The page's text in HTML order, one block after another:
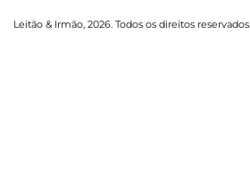
Leitão & Irmão, 2026. Todos os direitos reservados.